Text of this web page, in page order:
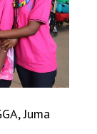
Juma